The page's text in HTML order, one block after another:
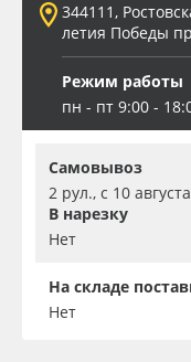
344111,
летия Победы
Режим работы
пн - пт 9:00 -
Самовывоз
2 рул., с 10
В нарезку
Нет
На складе
Нет